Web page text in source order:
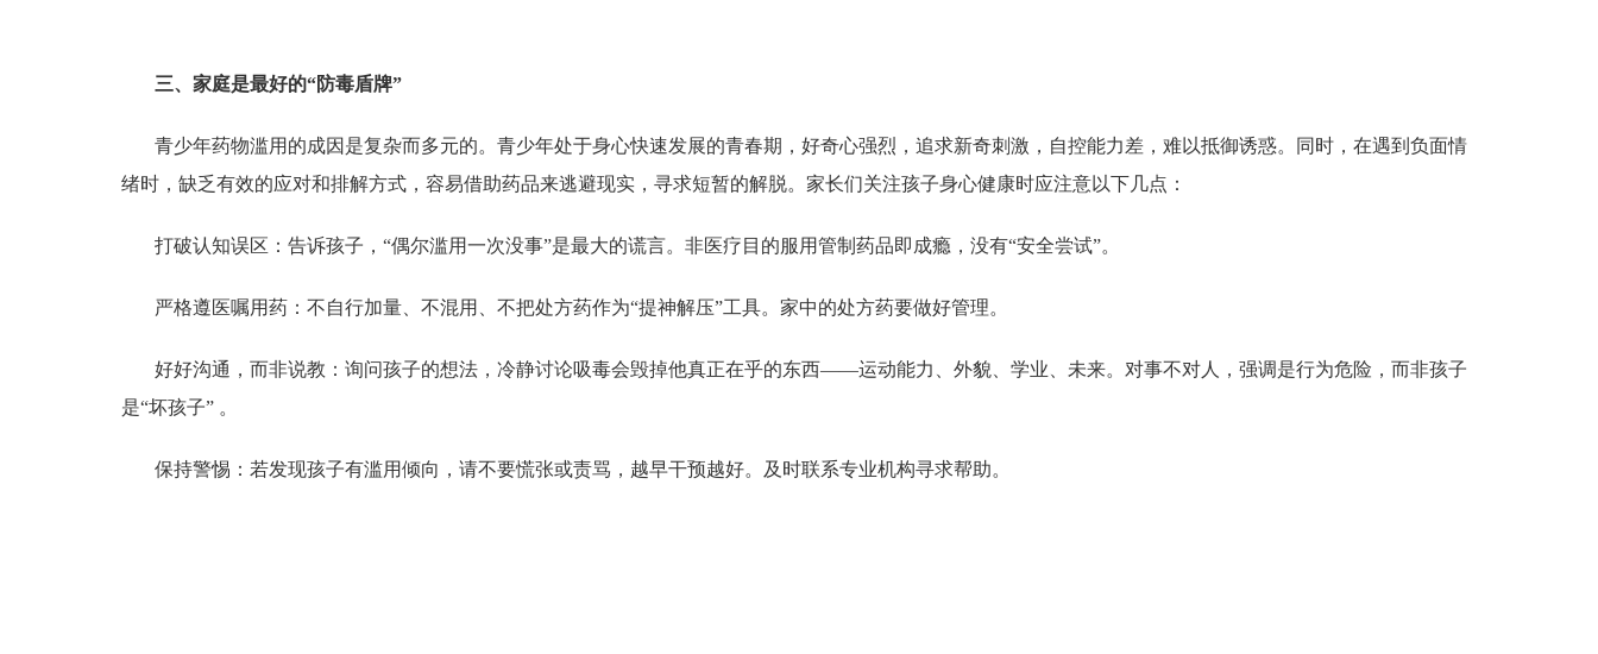
三、家庭是最好的“防毒盾牌”
青少年药物滥用的成因是复杂而多元的。青少年处于身心快速发展的青春期，好奇心强烈，追求新奇刺激，自控能力差，难以抵御诱惑。同时，在遇到负面情
绪时，缺乏有效的应对和排解方式，容易借助药品来逃避现实，寻求短暂的解脱。 家长们关注孩子身心健康时应注意以下几点：
打破认知误区： 告诉孩子，“偶尔滥用一次没事”是最大的谎言。非医疗目的服用管制药品即成瘾，没有“安全尝试”。
严格遵医嘱用药： 不自行加量、不混用、不把处方药作为“提神解压”工具。家中的处方药要做好管理。
好好沟通，而非说教： 询问孩子的想法，冷静讨论吸毒会毁掉他真正在乎的东西——运动能力、外貌、学业、未来。对事不对人，强调是行为危险，而非孩子
是“坏孩子” 。
保持警惕： 若发现孩子有滥用倾向，请不要慌张或责骂，越早干预越好。及时联系专业机构寻求帮助。